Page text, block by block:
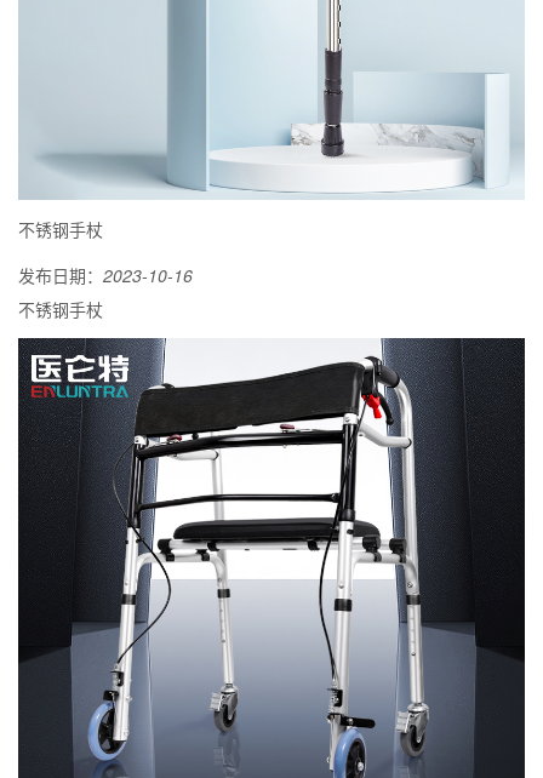
不锈钢手杖
发布日期： 2023-10-16
不锈钢手杖